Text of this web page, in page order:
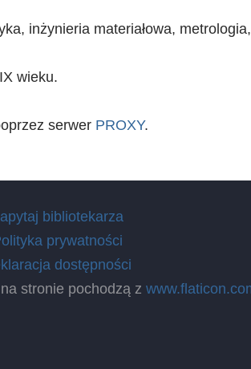
inżynieria materiałowa,
wieku.
serwer PROXY.
bibliotekarza
prywatności
dostępności
stronie pochodzą z